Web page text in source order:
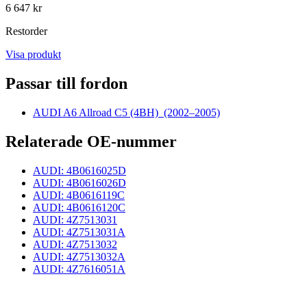
6 647 kr
Restorder
Visa produkt
Passar till fordon
AUDI A6 Allroad C5 (4BH) (2002–2005)
Relaterade OE-nummer
AUDI: 4B0616025D
AUDI: 4B0616026D
AUDI: 4B0616119C
AUDI: 4B0616120C
AUDI: 4Z7513031
AUDI: 4Z7513031A
AUDI: 4Z7513032
AUDI: 4Z7513032A
AUDI: 4Z7616051A